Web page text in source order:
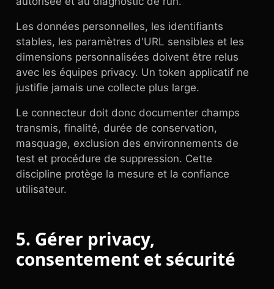
Les données personnelles, les identifiants
stables, les paramètres d'URL sensibles et les
dimensions personnalisées doivent être relus
avec les équipes privacy. Un token applicatif ne
justifie jamais une collecte plus large.
Le connecteur doit donc documenter champs
transmis, finalité, durée de conservation,
masquage, exclusion des environnements de
test et procédure de suppression. Cette
discipline protège la mesure et la confiance
utilisateur.
5. Gérer privacy,
consentement et sécurité